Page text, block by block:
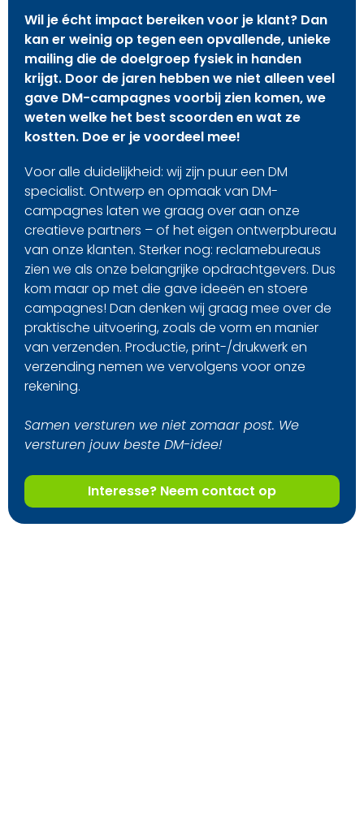
Wil je écht impact bereiken voor je klant? Dan
kan er weinig op tegen een opvallende, unieke
mailing die de doelgroep fysiek in handen
krijgt. Door de jaren hebben we niet alleen veel
gave DM-campagnes voorbij zien komen, we
weten welke het best scoorden en wat ze
kostten. Doe er je voordeel mee!
Voor alle duidelijkheid: wij zijn puur een DM
specialist. Ontwerp en opmaak van DM-
campagnes laten we graag over aan onze
creatieve partners – of het eigen ontwerpbureau
van onze klanten. Sterker nog: reclamebureaus
zien we als onze belangrijke opdrachtgevers. Dus
kom maar op met die gave ideeën en stoere
campagnes! Dan denken wij graag mee over de
praktische uitvoering, zoals de vorm en manier
van verzenden. Productie, print-/drukwerk en
verzending nemen we vervolgens voor onze
rekening.
Samen versturen we niet zomaar post. We
versturen jouw beste DM-idee!
Interesse? Neem contact op